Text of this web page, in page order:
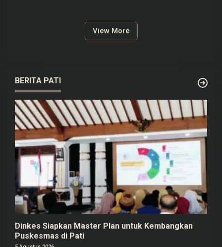
View More
BERITA PATI
Dinkes Siapkan Master Plan untuk Kembangkan
Puskesmas di Pati